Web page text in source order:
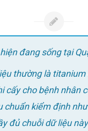
đang sống tại
thường là titanium
cấy cho bệnh nhân
kiểm định
đủ chuỗi dữ liệu